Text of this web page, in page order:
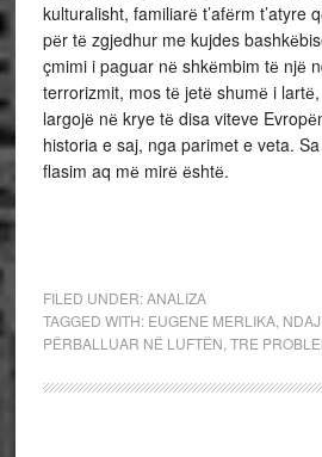
kulturalisht, familiarё t’afёrm t’atyre
pёr tё zgjedhur me kujdes
çmimi i paguar nё shkёmbim tё njё
terrorizmit, mos tё jetё shumё i
largojё nё krye tё disa viteve
historia e saj, nga parimet e veta.
flasim aq mё mirё ёshtё.
FILED UNDER:ANALIZA
TAGGED WITH: EUGENE MERLIKA,
PЁRBALLUAR NЁ LUFTЁN TRE